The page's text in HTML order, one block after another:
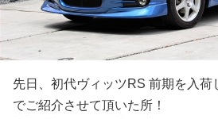
先日、初代ヴィッツRS 前期を入荷
でご紹介させて頂いた所！